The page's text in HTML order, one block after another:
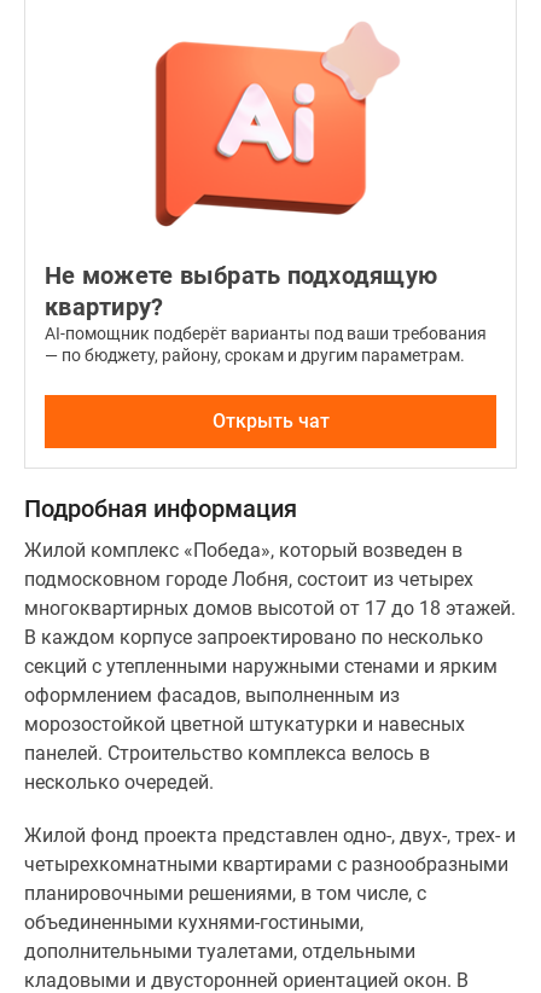
2.7
метра.
На
верхних
этажах
корпуса
двухуровневые
квартиры.
Площадь
жилья
в
новостройке
варьируется
от
42
до
квадратных
метров.
Покупатели
могут
приобрести
Не можете выбрать подходящую
квартиру?
AI-помощник подберёт варианты под ваши требования
— по бюджету, району, срокам и другим параметрам.
Открыть чат
Подробная информация
Жилой комплекс «Победа», который возведен в
подмосковном городе Лобня, состоит из четырех
многоквартирных домов высотой от 17 до 18 этажей.
В каждом корпусе запроектировано по несколько
секций с утепленными наружными стенами и ярким
оформлением фасадов, выполненным из
морозостойкой цветной штукатурки и навесных
панелей. Строительство комплекса велось в
несколько очередей.
Жилой фонд проекта представлен одно-, двух-, трех- и
четырехкомнатными квартирами с разнообразными
планировочными решениями, в том числе, с
объединенными кухнями-гостиными,
дополнительными туалетами, отдельными
кладовыми и двусторонней ориентацией окон. В